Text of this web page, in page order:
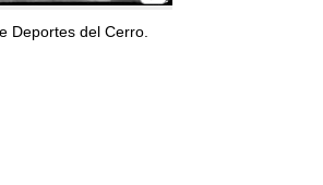
Deportes del Cerro.